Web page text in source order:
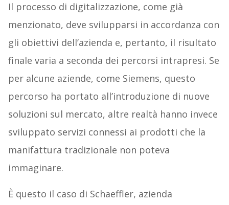
Il processo di digitalizzazione, come già
menzionato, deve svilupparsi in accordanza con
gli obiettivi dell’azienda e, pertanto, il risultato
finale varia a seconda dei percorsi intrapresi. Se
per alcune aziende, come Siemens, questo
percorso ha portato all’introduzione di nuove
soluzioni sul mercato, altre realtà hanno invece
sviluppato servizi connessi ai prodotti che la
manifattura tradizionale non poteva
immaginare.
È questo il caso di Schaeffler, azienda